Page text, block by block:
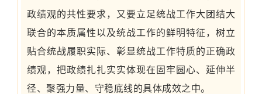
政绩观的共性要求，又要立足统战工作大团结大
联合的本质属性以及统战工作的鲜明特征，树立
贴合统战履职实际、彰显统战工作特质的正确政
绩观，把政绩扎扎实实体现在固牢圆心、延伸半
径、聚强力量、守稳底线的具体成效之中。